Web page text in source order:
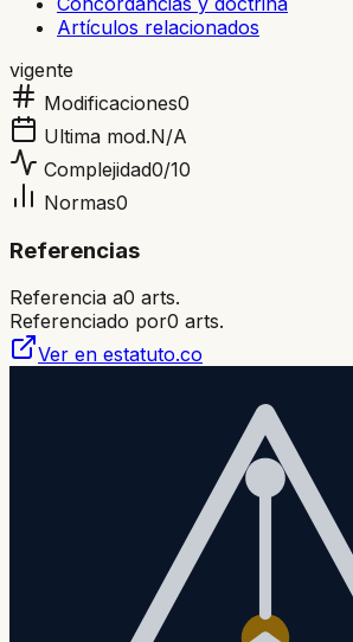
Artículos relacionados
vigente
Modificaciones0
Ultima mod.N/A
Complejidad0/10
Normas0
Referencias
Referencia a0 arts.
Referenciado por0 arts.
Ver en estatuto.co